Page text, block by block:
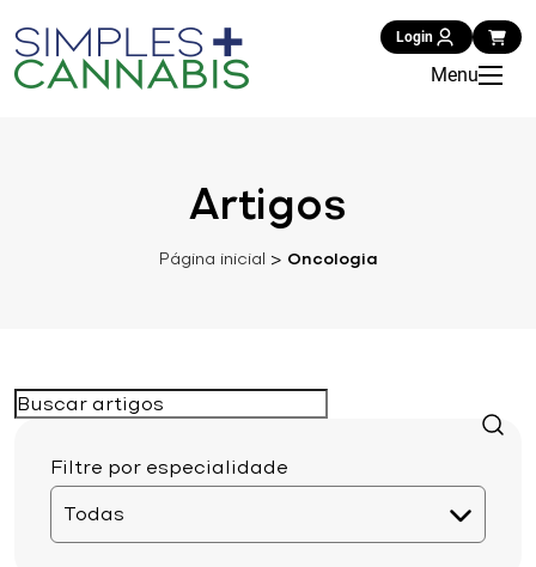
Login
Menu
Artigos
Página inicial > Oncologia
Filtre por especialidade